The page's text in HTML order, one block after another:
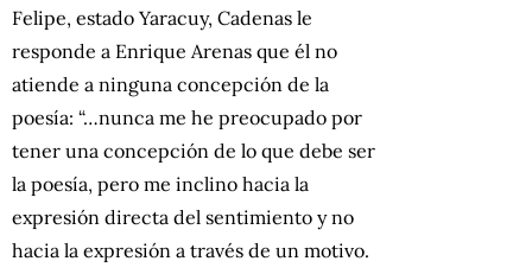
Felipe, estado Yaracuy, Cadenas le
responde a Enrique Arenas que él no
atiende a ninguna concepción de la
poesía: “…nunca me he preocupado por
tener una concepción de lo que debe ser
la poesía, pero me inclino hacia la
expresión directa del sentimiento y no
hacia la expresión a través de un motivo.